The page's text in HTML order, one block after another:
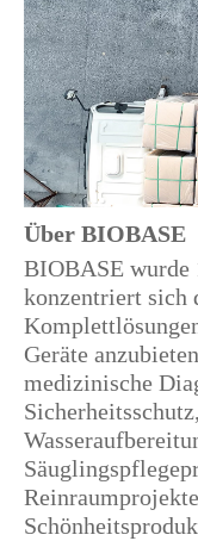
Über BIOBASE
BIOBASE wurde
konzentriert sich
Geräte
medizinische